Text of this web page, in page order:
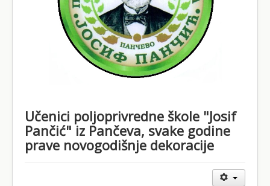
Učenici poljoprivredne škole "Josif
Pančić" iz Pančeva, svake godine
prave novogodišnje dekoracije